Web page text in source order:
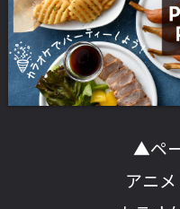
▲ペ
アニ